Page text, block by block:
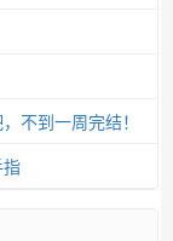
不到一周完结！